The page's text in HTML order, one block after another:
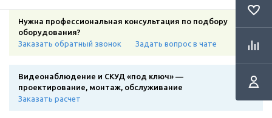
Нужна профессиональная консультация по подбору
оборудования?
Заказать обратный звонок
Задать вопрос в чате
Видеонаблюдение и СКУД «под ключ» —
проектирование, монтаж, обслуживание
Заказать расчет